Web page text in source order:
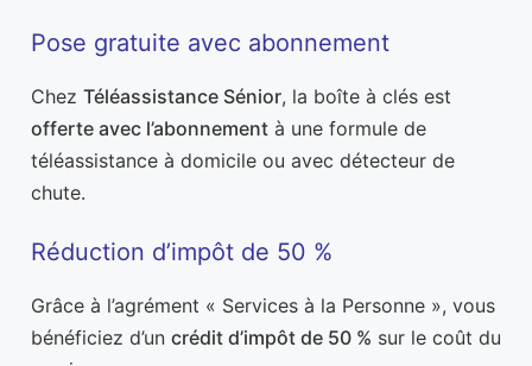
Pose gratuite avec abonnement
Chez Téléassistance Sénior, la boîte à clés est
offerte avec l’abonnement à une formule de
téléassistance à domicile ou avec détecteur de
chute.
Réduction d’impôt de 50 %
Grâce à l’agrément « Services à la Personne », vous
bénéficiez d’un crédit d’impôt de 50 % sur le coût du